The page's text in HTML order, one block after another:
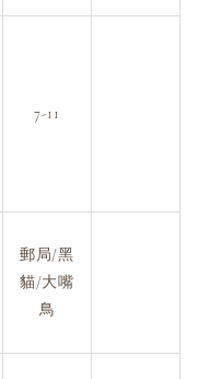
7-11
郵局/黑
貓/大嘴
鳥